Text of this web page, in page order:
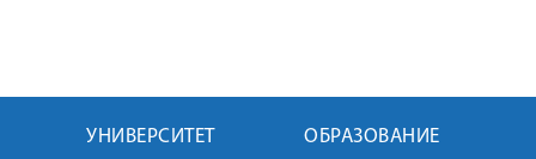
УНИВЕРСИТЕТ ОБРАЗОВАНИЕ